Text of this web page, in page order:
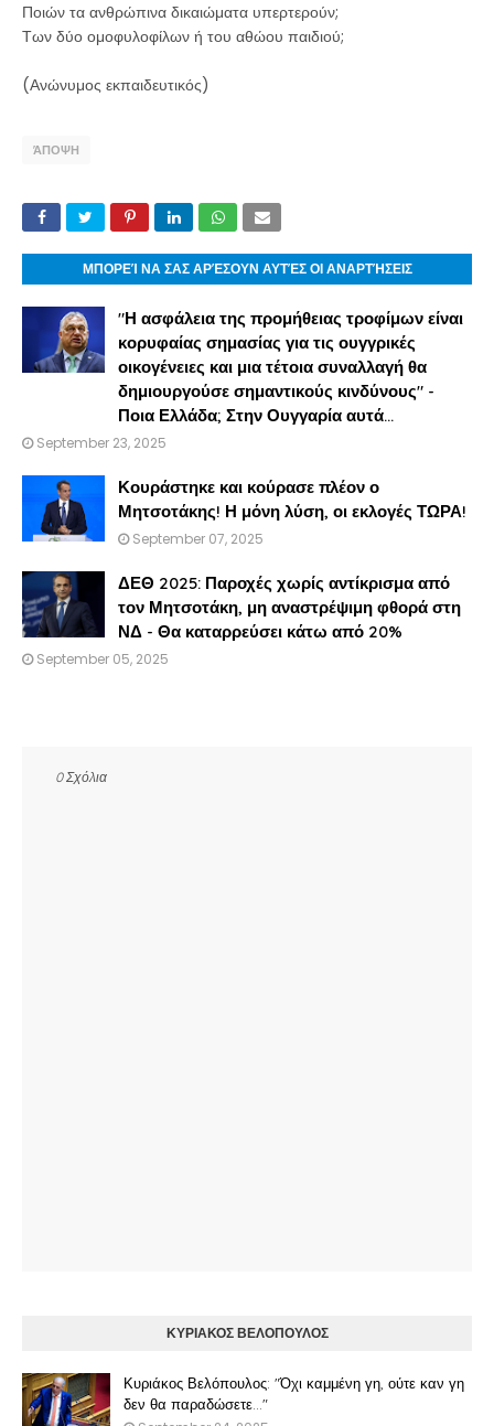
Ποιών τα ανθρώπινα δικαιώματα υπερτερούν;
Των δύο ομοφυλοφίλων ή του αθώου παιδιού;
(Ανώνυμος εκπαιδευτικός)
ΆΠΟΨΗ
ΜΠΟΡΕΊ ΝΑ ΣΑΣ ΑΡΈΣΟΥΝ ΑΥΤΈΣ ΟΙ ΑΝΑΡΤΉΣΕΙΣ
"Η ασφάλεια της προμήθειας τροφίμων είναι
κορυφαίας σημασίας για τις ουγγρικές
οικογένειες και μια τέτοια συναλλαγή θα
δημιουργούσε σημαντικούς κινδύνους" -
Ποια Ελλάδα; Στην Ουγγαρία αυτά...
September 23, 2025
Κουράστηκε και κούρασε πλέον ο
Μητσοτάκης! Η μόνη λύση, οι εκλογές ΤΩΡΑ!
September 07, 2025
ΔΕΘ 2025: Παροχές χωρίς αντίκρισμα από
τον Μητσοτάκη, μη αναστρέψιμη φθορά στη
ΝΔ - Θα καταρρεύσει κάτω από 20%
September 05, 2025
0 Σχόλια
ΚΥΡΙΑΚΟΣ ΒΕΛΟΠΟΥΛΟΣ
Κυριάκος Βελόπουλος: "Όχι καμμένη γη, ούτε καν γη
δεν θα παραδώσετε..."